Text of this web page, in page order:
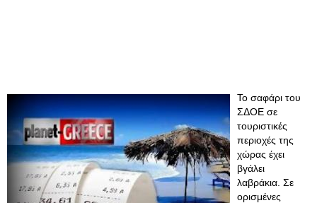
Το σαφάρι του
ΣΔΟΕ σε
τουριστικές
περιοχές της
χώρας έχει
βγάλει
λαβράκια. Σε
ορισμένες